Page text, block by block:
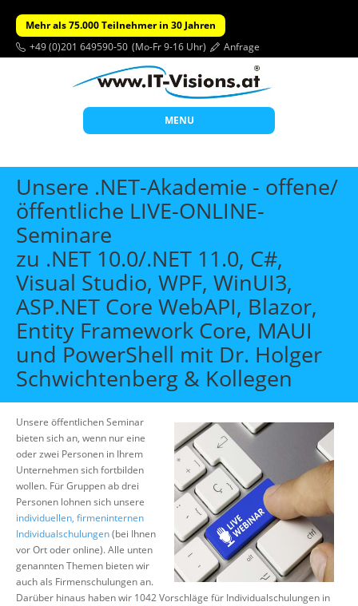
Mehr als 75.000 Teilnehmer in 30 Jahren
+49 (0)201 649590-50 (Mo-Fr 9-16 Uhr) Anfrage
MENU
Start
Themen
Individuelle Schulungen
Offene Seminare
Wissen
Über uns
Suche
Unsere .NET-Akademie - offene/
öffentliche LIVE-ONLINE-
Seminare
zu .NET 10.0/.NET 11.0, C#,
Visual Studio, WPF, WinUI3,
ASP.NET Core WebAPI, Blazor,
Entity Framework Core, MAUI
und PowerShell mit Dr. Holger
Schwichtenberg & Kollegen
Unsere öffentlichen Seminar
bieten sich an, wenn nur eine
oder zwei Personen in Ihrem
Unternehmen sich fortbilden
wollen. Für Gruppen ab drei
Personen lohnen sich unsere
individuellen, firmeninternen
Individualschulungen(bei Ihnen
vor Ort oder online). Alle unten
genannten Themen bieten wir
auch als Firmenschulungen an.
Darüber hinaus haben wir 1042 Vorschläge für Individualschulungen in